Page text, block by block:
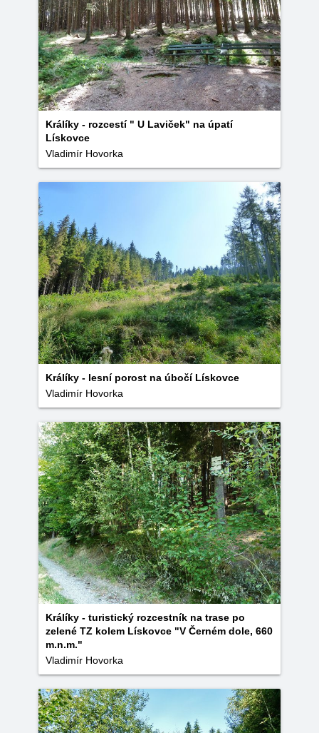
Králíky - rozcestí " U Laviček" na úpatí
Lískovce
Vladimír Hovorka
Králíky - lesní porost na úbočí Lískovce
Vladimír Hovorka
Králíky - turistický rozcestník na trase po
zelené TZ kolem Lískovce "V Černém dole, 660
m.n.m."
Vladimír Hovorka